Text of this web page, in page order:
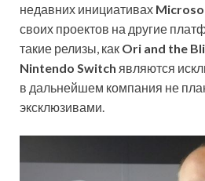
недавних инициативах
своих проектов на другие
такие релизы, как Ori and the
Nintendo Switch являются
в дальнейшем компания не
эксклюзивами.